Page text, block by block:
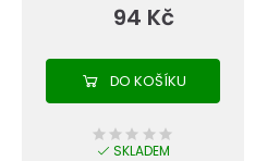
94 Kč
DO KOŠÍKU
SKLADEM